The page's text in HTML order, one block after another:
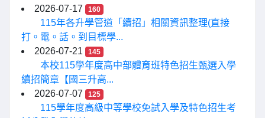
2026-07-17
160
115年各升學管道「續招」相關資訊整理(直接
打。電。話。到目標學...
2026-07-21
145
本校115學年度高中部體育班特色招生甄選入學
續招簡章【國三升高...
2026-07-07
125
115學年度高級中等學校免試入學及特色招生考